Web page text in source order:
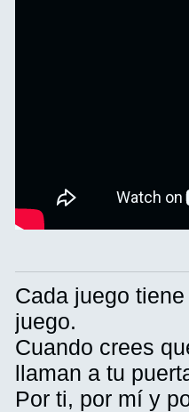
Cada juego
juego.
Cuando crees
llaman a tu
Por ti, por mí y